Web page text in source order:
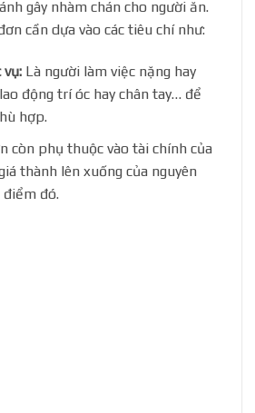
gây nhàm chán cho người ăn.
cần dựa vào các tiêu chí như:
Là người làm việc nặng hay
động trí óc hay chân tay… để
hợp.
còn phụ thuộc vào tài chính của
thành lên xuống của nguyên
đó.